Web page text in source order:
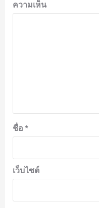
ความเห็น
ชื่อ *
เว็บไซต์